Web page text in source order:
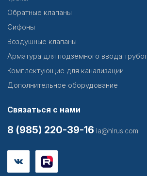
Обратные клапаны
Сифоны
Воздушные клапаны
Арматура для подземного ввода
Комплектующие для канализации
Дополнительное оборудование
Связаться с нами
8 (985) 220-39-16 la@hlrus.com